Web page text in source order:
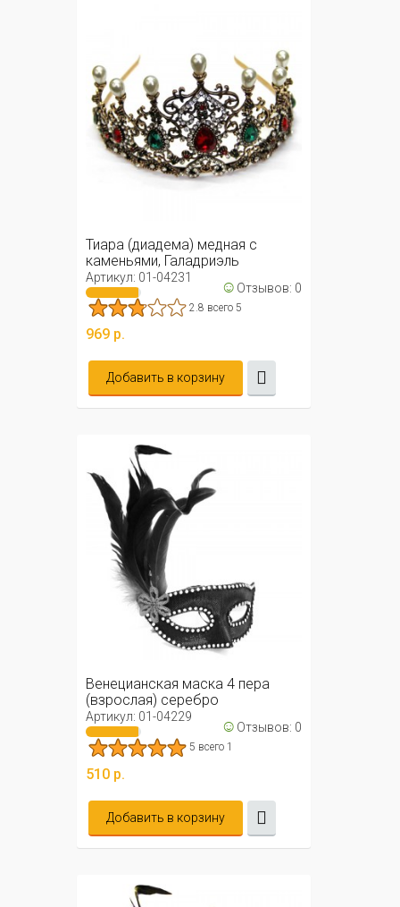
Тиара (диадема) медная с
каменьями, Галадриэль
Артикул: 01-04231 ☺ Отзывов: 0
2.8 всего 5
969 р.
Добавить в корзину
Венецианская маска 4 пера
(взрослая) серебро
Артикул: 01-04229 ☺ Отзывов: 0
5 всего 1
510 р.
Добавить в корзину